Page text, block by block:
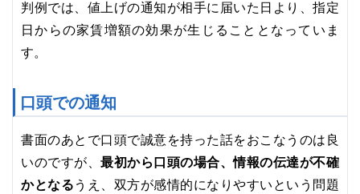
判例では、値上げの通知が相手に届いた日より、指定
日からの家賃増額の効果が生じることとなっていま
す。
口頭での通知
書面のあとで口頭で誠意を持った話をおこなうのは良
いのですが、最初から口頭の場合、情報の伝達が不確
かとなる うえ、双方が感情的になりやすいという問題